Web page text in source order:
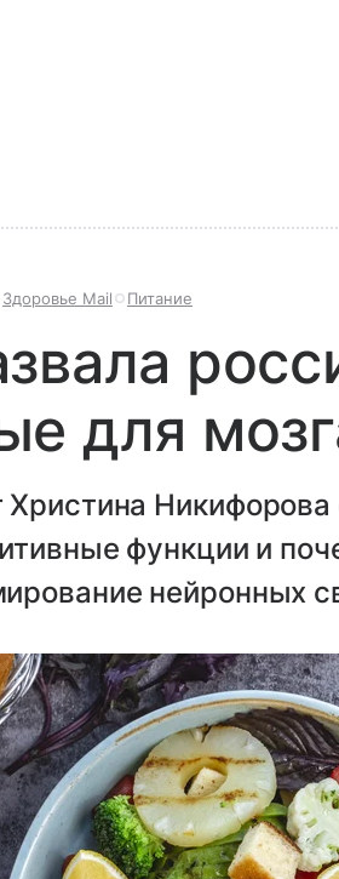
Здоровье Mail Питание
для
Никифорова
функции и
нейронных